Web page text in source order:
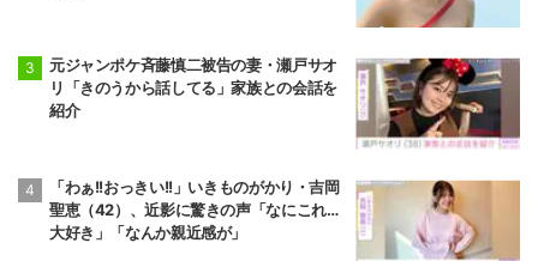
元ジャンポケ斉藤慎二被告の妻・瀬戸サオ
リ「きのうから話してる」家族との会話を
紹介
「わぁ!!おっきい!!」いきものがかり・吉岡
聖恵（42）、近影に驚きの声「なにこれ…
大好き」「なんか親近感が」